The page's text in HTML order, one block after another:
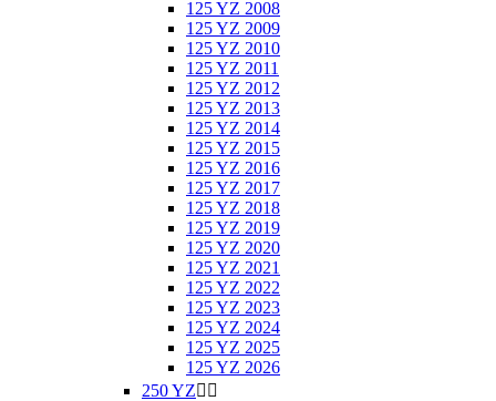
125 YZ 2008
125 YZ 2009
125 YZ 2010
125 YZ 2011
125 YZ 2012
125 YZ 2013
125 YZ 2014
125 YZ 2015
125 YZ 2016
125 YZ 2017
125 YZ 2018
125 YZ 2019
125 YZ 2020
125 YZ 2021
125 YZ 2022
125 YZ 2023
125 YZ 2024
125 YZ 2025
125 YZ 2026
250 YZ 